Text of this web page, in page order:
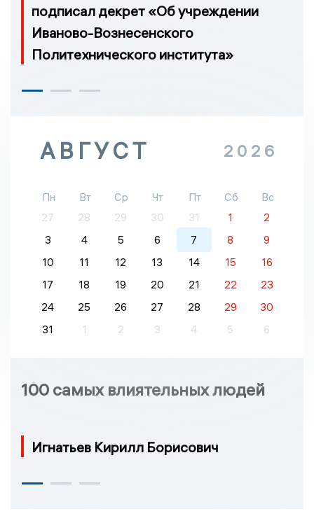
подписал декрет «Об учреждении
Иваново-Вознесенского
Политехнического института»
АВГУСТ 2026
Пн Вт Ср Чт Пт Сб
Вс
27
28 29 30 31 1
2
3
4 5 6 7 8
9
10
11 12 13 14 15
16
17
18 19 20 21 22
23
24
25 26 27 28 29
30
31
1 2 3 4 5 6
100 самых влиятельных людей
Игнатьев Кирилл Борисович